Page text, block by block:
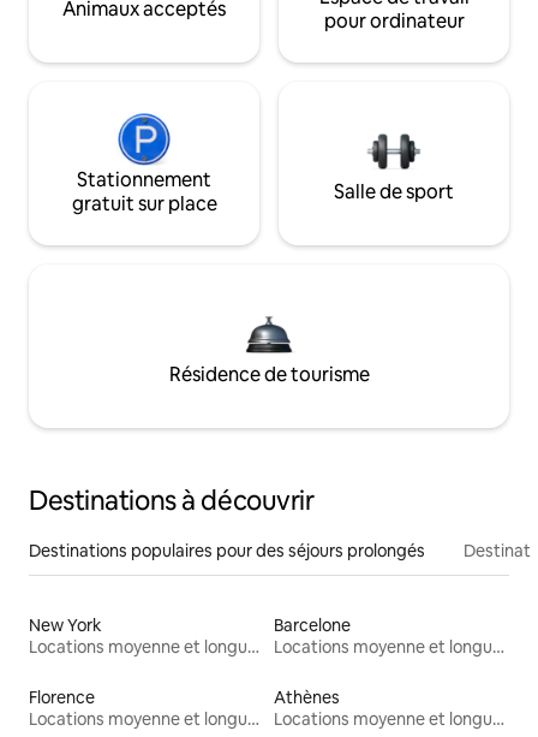
Animaux acceptés
pour ordinateur
Stationnement
gratuit sur place
Salle de sport
Résidence de tourisme
Destinations à découvrir
Destinations populaires pour des séjours prolongés
New York
Locations moyenne et longue durée
Barcelone
Locations moyenne et longue durée
Florence
Locations moyenne et longue durée
Athènes
Locations moyenne et longue durée